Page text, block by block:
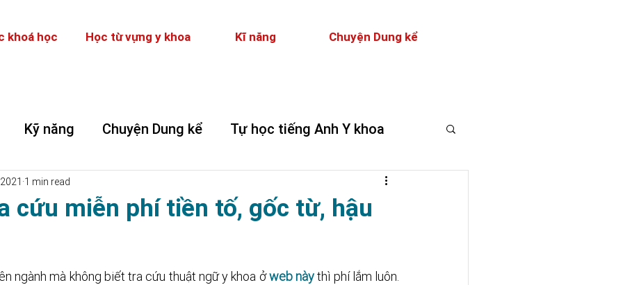
khoá học Học từ vựng y khoa Kĩ năng Chuyện Dung kể
Kỹ năng Chuyện Dung kể Tự học tiếng Anh Y khoa
cứu miễn phí tiền tố, gốc từ, hậu
1 min read
ngành mà không biết tra cứu thuật ngữ y khoa ở web này thì phí lắm luôn.